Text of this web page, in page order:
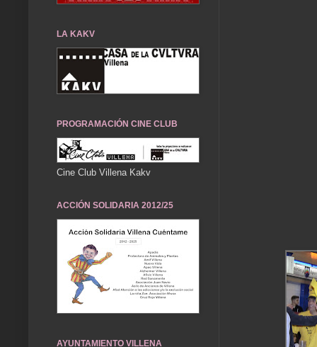
LA KAKV
PROGRAMACIÓN CINE CLUB
Cine Club Villena Kakv
ACCIÓN SOLIDARIA 2012/25
AYUNTAMIENTO VILLENA